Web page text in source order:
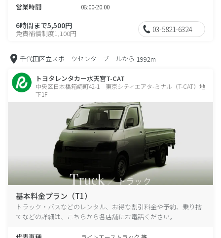
営業時間 08:00-20:00
6時間まで5,500円
免責補償制度1,100円 03-5821-6324
千代田区立スポーツセンタープールから 1992m
トヨタレンタカー水天宮T-CAT
中央区日本橋箱崎町42-1 東京シティエアタ-ミナル（T-CAT）地
下1F
基本料金プラン（T1）
トラック・バスなどのレンタル、お得な割引料金や予約、乗り捨
てなどの詳細は、こちらから各店舗にお電話ください。